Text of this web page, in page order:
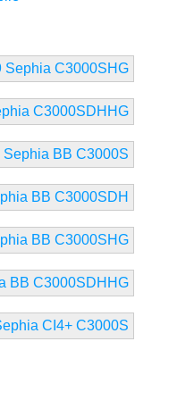
Sephia C3000SHG
C3000SDHHG
Sephia BB C3000S
BB C3000SDH
BB C3000SHG
BB C3000SDHHG
CI4+ C3000S